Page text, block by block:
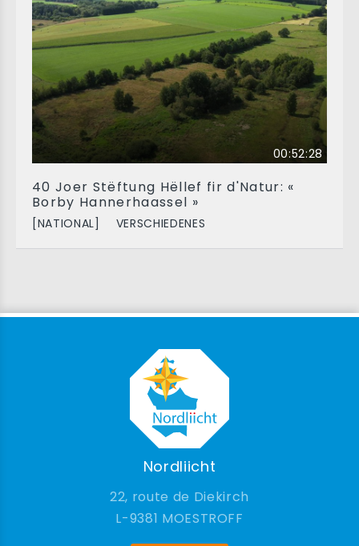
00:52:28
40 Joer Stëftung Hëllef fir d'Natur: «
Borby Hannerhaassel »
[NATIONAL] VERSCHIEDENES
Nordliicht
22, route de Diekirch
9381 MOESTROFF